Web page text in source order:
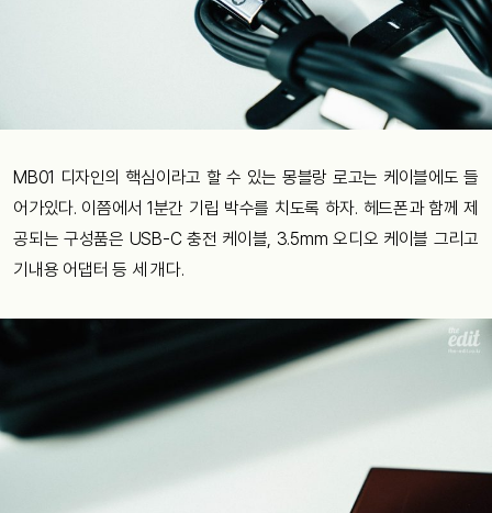
MB01 디자인의 핵심이라고 할 수 있는 몽블랑 로고는 케이블에도 들
어가있다. 이쯤에서 1분간 기립 박수를 치도록 하자. 헤드폰과 함께 제
공되는 구성품은 USB-C 충전 케이블, 3.5mm 오디오 케이블 그리고
기내용 어댑터 등 세 개다.